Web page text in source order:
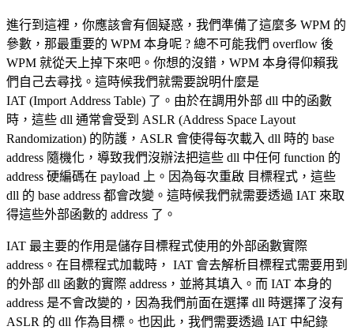
進行到這裡，你應該會有個疑惑，我們準備了這麼多 WPM 的
參數，那最重要的 WPM 本身呢 ? 總不可能我們 overflow 後
WPM 就從天上掉下來吧。你想的沒錯，WPM 本身得仰賴我
們自己去尋找。這時候我們就需要說明什麼是
IAT (Import Address Table) 了。由於在調用外部 dll 中的函數
時，這些 dll 通常會受到 ASLR (Address Space Layout
Randomization) 的防護，ASLR 會使得每次載入 dll 時的 base
address 隨機化，導致我們沒辦法把這些 dll 中任何 function 的
address 硬編碼在 payload 上。因為每次重啟 目標程式，這些
dll 的 base address 都會改變。這時候我們就需要透過 IAT 來取
得這些外部函數的 address 了。
IAT 最主要的作用是儲存目標程式使用的外部函數實際
address。在目標程式加載時， IAT 會去解析目標程式需要用到
的外部 dll 函數的實際 address，並將其填入。而 IAT 本身的
address 是不會改變的，因為我們前面在選擇 dll 時選擇了沒有
ASLR 的 dll 作為目標。也因此，我們需要透過 IAT 中紀錄